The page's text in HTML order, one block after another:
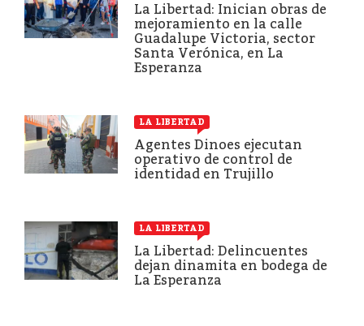
La Libertad: Inician obras de
mejoramiento en la calle
Guadalupe Victoria, sector
Santa Verónica, en La
Esperanza
LA LIBERTAD
Agentes Dinoes ejecutan
operativo de control de
identidad en Trujillo
LA LIBERTAD
La Libertad: Delincuentes
dejan dinamita en bodega de
La Esperanza